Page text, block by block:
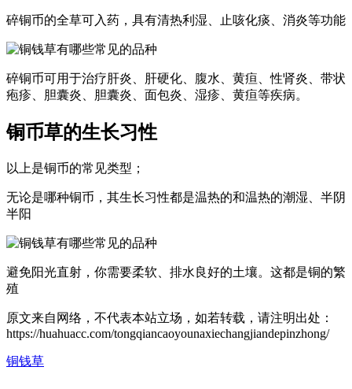
碎铜币的全草可入药，具有清热利湿、止咳化痰、消炎等功能
碎铜币可用于治疗肝炎、肝硬化、腹水、黄疸、性肾炎、带状
疱疹、胆囊炎、胆囊炎、面包炎、湿疹、黄疸等疾病。
铜币草的生长习性
以上是铜币的常见类型；
无论是哪种铜币，其生长习性都是温热的和温热的潮湿、半阴
半阳
避免阳光直射，你需要柔软、排水良好的土壤。这都是铜的繁
殖
原文来自网络，不代表本站立场，如若转载，请注明出处：
https://huahuacc.com/tongqiancaoyounaxiechangjiandepinzhong/
铜钱草